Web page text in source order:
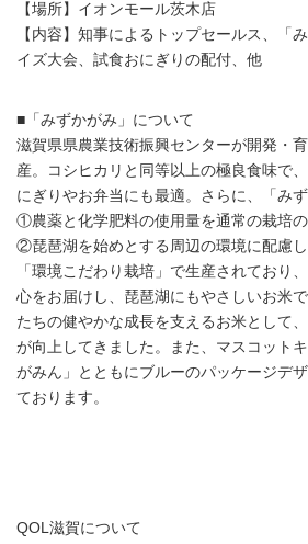
【場所】イオンモール茨木店
【内容】知事によるトップセールス、「
イズ大会、試食おにぎりの配付、他
■「みずかがみ」について
滋賀県県農業技術振興センターが開発・
産。コシヒカリと同等以上の極良食味で
にぎりやお弁当にも最適。さらに、「み
①農薬と化学肥料の使用量を通常の栽培の
②琵琶湖を始めとする周辺の環境に配慮し
「環境こだわり栽培」で生産されており
心をお届けし、琵琶湖にもやさしいお米
たちの健やかな成長を支えるお米として
が向上してきました。また、マスコット
がみん」とともにブルーのパッケージデ
ております。
QOL滋賀について